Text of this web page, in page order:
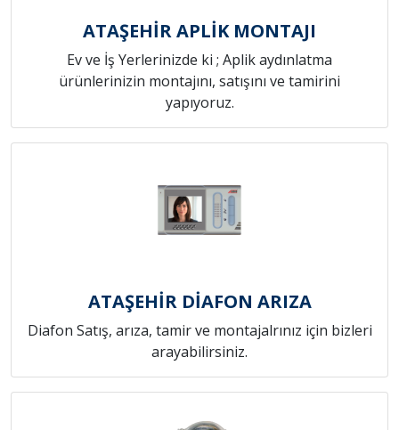
ATAŞEHİR APLİK MONTAJI
Ev ve İş Yerlerinizde ki ; Aplik aydınlatma
ürünlerinizin montajını, satışını ve tamirini
yapıyoruz.
ATAŞEHİR DİAFON ARIZA
Diafon Satış, arıza, tamir ve montajalrınız için bizleri
arayabilirsiniz.